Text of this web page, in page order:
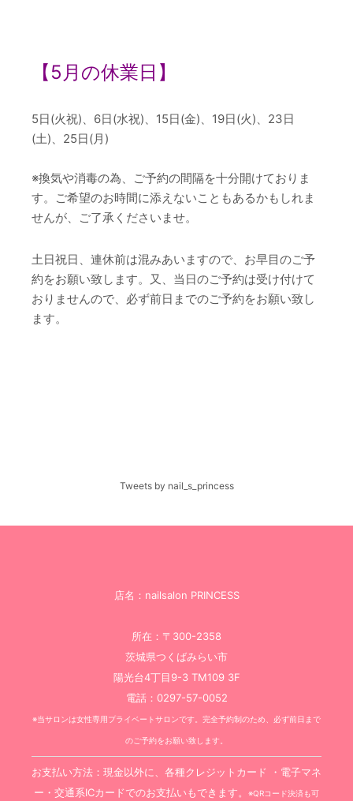
【5 月の休業日】
5日(火祝)、6日(水祝)、15日(金)、19日(火)、23日
(土)、25日(月)
※換気や消毒の為、ご予約の間隔を十分開けておりま
す。ご希望のお時間に添えないこともあるかもしれま
せんが、ご了承くださいませ。
土日祝日、連休前は混みあいますので、お早目のご予
約をお願い致します。又、当日のご予約は受け付けて
おりませんので、必ず前日までのご予約をお願い致し
ます。
Tweets by nail_s_princess
店名：nailsalon PRINCESS
所在：〒300-2358
茨城県つくばみらい市
陽光台4丁目9-3 TM109 3F
電話：0297-57-0052
※当サロンは女性専用プライベートサロンです。完全予約制のため、必ず前日まで
のご予約をお願い致します。
お支払い方法：現金以外に、各種クレジットカード ・電子マネ
ー・交通系ICカードでのお支払いもできます。
※QRコード決済も可